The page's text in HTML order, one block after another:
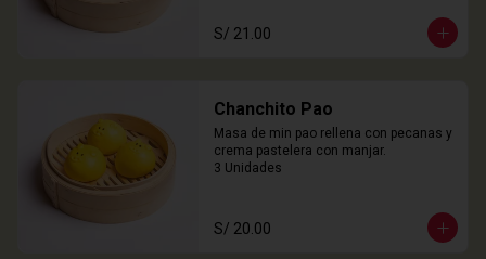
S/ 21.00
Chanchito Pao
Masa de min pao rellena con pecanas y
crema pastelera con manjar.
3 Unidades
S/ 20.00